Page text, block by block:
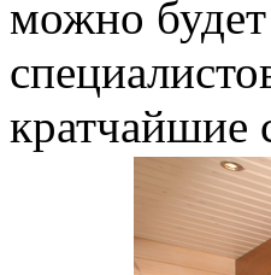
можно
кратчайшие